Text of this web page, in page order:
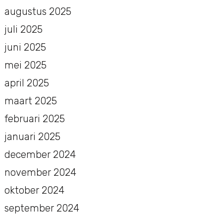
augustus 2025
juli 2025
juni 2025
mei 2025
april 2025
maart 2025
februari 2025
januari 2025
december 2024
november 2024
oktober 2024
september 2024